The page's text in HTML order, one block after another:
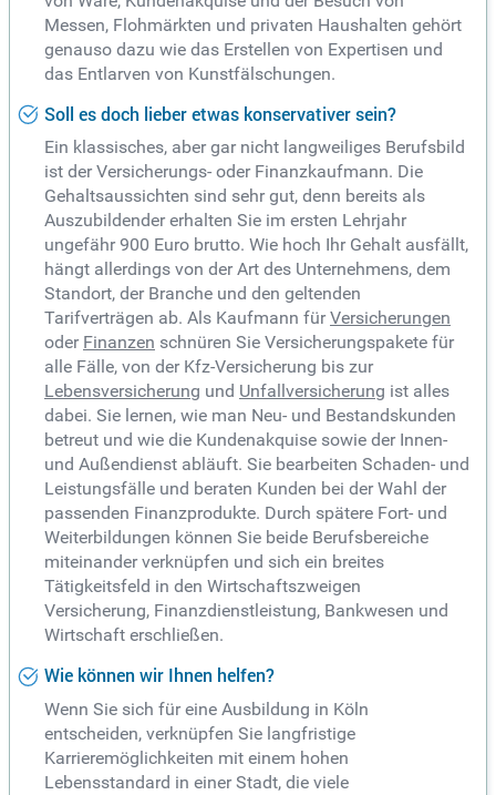
Messen, Flohmärkten und privaten Haushalten gehört
genauso dazu wie das Erstellen von Expertisen und
das Entlarven von Kunstfälschungen.
Soll es doch lieber etwas konservativer sein?
Ein klassisches, aber gar nicht langweiliges Berufsbild
ist der Versicherungs- oder Finanzkaufmann. Die
Gehaltsaussichten sind sehr gut, denn bereits als
Auszubildender erhalten Sie im ersten Lehrjahr
ungefähr 900 Euro brutto. Wie hoch Ihr Gehalt ausfällt,
hängt allerdings von der Art des Unternehmens, dem
Standort, der Branche und den geltenden
Tarifverträgen ab. Als Kaufmann fürVersicherungen
oder Finanzen schnüren Sie Versicherungspakete für
alle Fälle, von der Kfz-Versicherung bis zur
Lebensversicherung und Unfallversicherung ist alles
dabei. Sie lernen, wie man Neu- und Bestandskunden
betreut und wie die Kundenakquise sowie der Innen-
und Außendienst abläuft. Sie bearbeiten Schaden- und
Leistungsfälle und beraten Kunden bei der Wahl der
passenden Finanzprodukte. Durch spätere Fort- und
Weiterbildungen können Sie beide Berufsbereiche
miteinander verknüpfen und sich ein breites
Tätigkeitsfeld in den Wirtschaftszweigen
Versicherung, Finanzdienstleistung, Bankwesen und
Wirtschaft erschließen.
Wie können wir Ihnen helfen?
Wenn Sie sich für eine Ausbildung in Köln
entscheiden, verknüpfen Sie langfristige
Karrieremöglichkeiten mit einem hohen
Lebensstandard in einer Stadt, die viele